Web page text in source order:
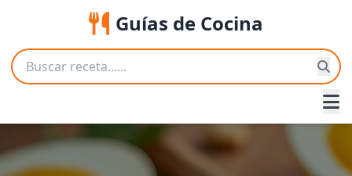
Guías de Cocina